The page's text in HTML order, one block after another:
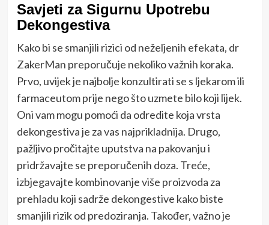
Savjeti za Sigurnu Upotrebu
Dekongestiva
Kako bi se smanjili rizici od neželjenih efekata, dr
ZakerMan preporučuje nekoliko važnih koraka.
Prvo, uvijek je najbolje konzultirati se s ljekarom ili
farmaceutom prije nego što uzmete bilo koji lijek.
Oni vam mogu pomoći da odredite koja vrsta
dekongestiva je za vas najprikladnija. Drugo,
pažljivo pročitajte uputstva na pakovanju i
pridržavajte se preporučenih doza. Treće,
izbjegavajte kombinovanje više proizvoda za
prehladu koji sadrže dekongestive kako biste
smanjili rizik od predoziranja. Također, važno je